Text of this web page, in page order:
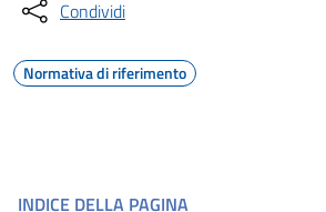
Condividi
Normativa di riferimento
INDICE DELLA PAGINA